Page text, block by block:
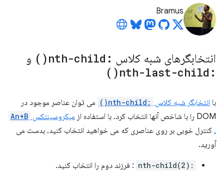
Bramus
انتخابگرهای شبه کلاس :
nth-child(
) و
:
nth-last-child(
)
با انتخابگر شبه کلاس :nth-child()
می توان عناصر موجود در
DOM را با شاخص آنها انتخاب کرد. با استفاده از
میکروسینتکس An+B
، کنترل خوبی بر روی عناصری که می خواهید انتخاب کنید، بدست می
آورید.
:nth-child(2) : فرزند دوم را انتخاب کنید.